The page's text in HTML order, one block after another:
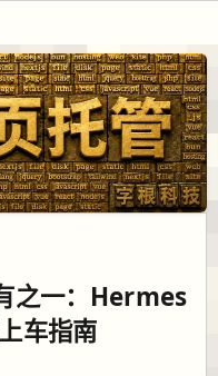
之一：Hermes
车指南